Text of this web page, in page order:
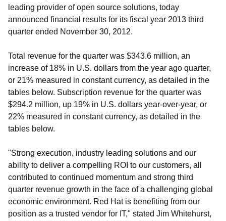
leading provider of open source solutions, today
announced financial results for its fiscal year 2013 third
quarter ended November 30, 2012.
Total revenue for the quarter was $343.6 million, an
increase of 18% in U.S. dollars from the year ago quarter,
or 21% measured in constant currency, as detailed in the
tables below. Subscription revenue for the quarter was
$294.2 million, up 19% in U.S. dollars year-over-year, or
22% measured in constant currency, as detailed in the
tables below.
"Strong execution, industry leading solutions and our
ability to deliver a compelling ROI to our customers, all
contributed to continued momentum and strong third
quarter revenue growth in the face of a challenging global
economic environment. Red Hat is benefiting from our
position as a trusted vendor for IT," stated Jim Whitehurst,